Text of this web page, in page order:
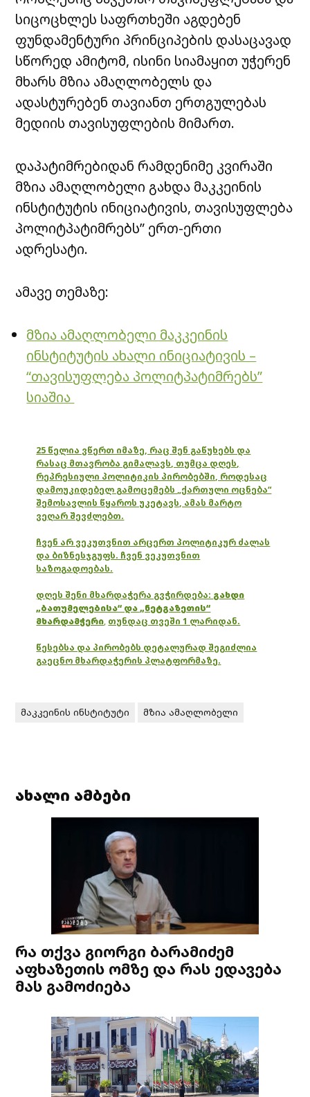
სიცოცხლეს საფრთხეში აგდებენ
ფუნდამენტური პრინციპების დასაცავად
სწორედ ამიტომ, ისინი სიამაყით უჭერენ
მხარს მზია ამაღლობელს და
ადასტურებენ თავიანთ ერთგულებას
მედიის თავისუფლების მიმართ.
დაპატიმრებიდან რამდენიმე კვირაში
მზია ამაღლობელი გახდა მაკკეინის
ინსტიტუტის ინიციატივის, თავისუფლება
პოლიტპატიმრებს” ერთ-ერთი
ადრესატი.
ამავე თემაზე:
მზია ამაღლობელი მაკკეინის
ინსტიტუტის ახალი ინიციატივის –
“თავისუფლება პოლიტპატიმრებს”
სიაშია
25 წელია ვწერთ იმაზე, რაც შენ გაწუხებს და
რასაც მთავრობა გიმალავს, თუმცა დღეს,
რეპრესიული პოლიტიკის პირობებში, როდესაც
დამოუკიდებელ გამოცემებს „ქართული ოცნება“
შემოსავლის წყაროს უკეტავს, ამას მარტო
ვეღარ შევძლებთ.
ჩვენ არ ვეკუთვნით არცერთ პოლიტიკურ ძალას
და ბიზნესჯგუფს. ჩვენ ვეკუთვნით
საზოგადოებას.
დღეს შენი მხარდაჭერა გვჭირდება: გახდი
„ბათუმელებისა“ და „ნეტგაზეთის“
მხარდამჭერი, თუნდაც თვეში 1 ლარიდან.
წესებსა და პირობებს დეტალურად შეგიძლია
გაეცნო მხარდაჭერის პლატფორმაზე.
მაკკეინის ინსტიტუტი მზია ამაღლობელი
ახალი ამბები
რა თქვა გიორგი ბარამიძემ
აფხაზეთის ომზე და რას ედავება
მას გამოძიება